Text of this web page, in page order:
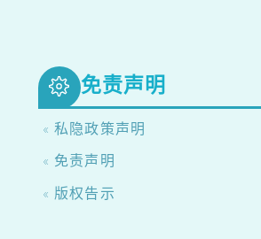
免责声明
« 私隐政策声明
« 免责声明
« 版权告示